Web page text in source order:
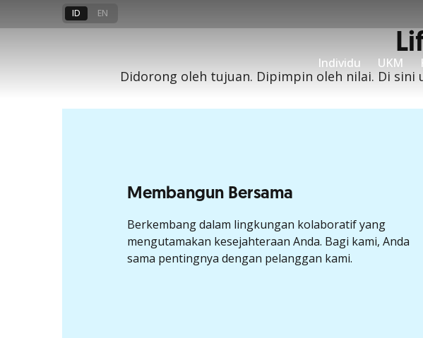
ID EN
Individu UKM
secara profesional
bersama OCBC
Mulai memberikan dampak positif terhadap
ekonomi dan temukan kesempatanmu sekarang
Lihat lowongan
Didorong oleh tujuan. Dipimpin oleh nilai. Di sini
Membangun Bersama
Berkembang dalam lingkungan kolaboratif yang
mengutamakan kesejahteraan Anda. Bagi kami, Anda
sama pentingnya dengan pelanggan kami.